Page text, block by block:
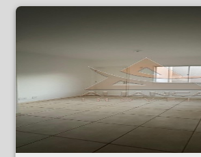
Apartamento - Jardim Diva Tarlá de Carvalho - Ribeirão Preto